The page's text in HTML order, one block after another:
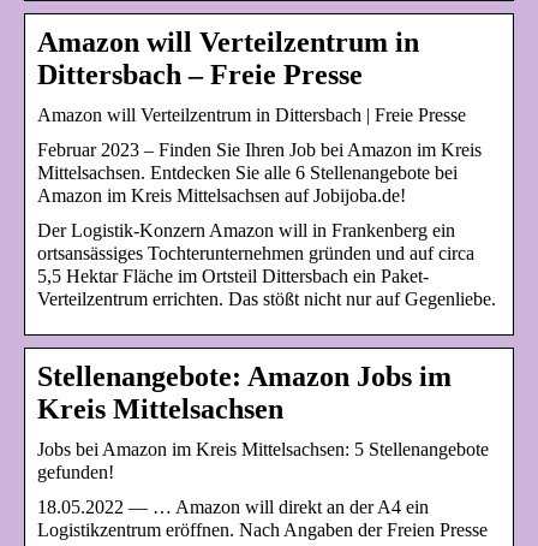
Amazon will Verteilzentrum in
Dittersbach – Freie Presse
Amazon will Verteilzentrum in Dittersbach | Freie Presse
Februar 2023 – Finden Sie Ihren Job bei Amazon im Kreis
Mittelsachsen. Entdecken Sie alle 6 Stellenangebote bei
Amazon im Kreis Mittelsachsen auf Jobijoba.de!
Der Logistik-Konzern Amazon will in Frankenberg ein
ortsansässiges Tochterunternehmen gründen und auf circa
5,5 Hektar Fläche im Ortsteil Dittersbach ein Paket-
Verteilzentrum errichten. Das stößt nicht nur auf Gegenliebe.
Stellenangebote: Amazon Jobs im
Kreis Mittelsachsen
Jobs bei Amazon im Kreis Mittelsachsen: 5 Stellenangebote
gefunden!
18.05.2022 — … Amazon will direkt an der A4 ein
Logistikzentrum eröffnen. Nach Angaben der Freien Presse